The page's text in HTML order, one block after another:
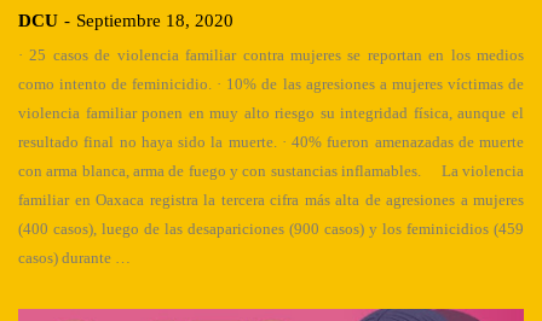
DCU - Septiembre 18, 2020
· 25 casos de violencia familiar contra mujeres se reportan en los medios
como intento de feminicidio. · 10% de las agresiones a mujeres víctimas de
violencia familiar ponen en muy alto riesgo su integridad física, aunque el
resultado final no haya sido la muerte. · 40% fueron amenazadas de muerte
con arma blanca, arma de fuego y con sustancias inflamables. La violencia
familiar en Oaxaca registra la tercera cifra más alta de agresiones a mujeres
(400 casos), luego de las desapariciones (900 casos) y los feminicidios (459
casos) durante …